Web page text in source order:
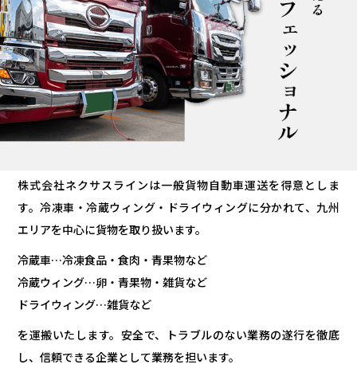
株式会社ネクサスラインは一般貨物自動車運送を得意としま
す。冷凍車・冷蔵ウィング・ドライウィングに分かれて、九州
エリアを中心に貨物を取り扱います。
冷蔵車…冷凍食品・食肉・青果物など
冷蔵ウィング…卵・青果物・雑貨など
ドライウィング…雑貨など
を運搬いたします。安全で、トラブルのない業務の遂行を徹底
し、信頼できる企業として業務を担います。